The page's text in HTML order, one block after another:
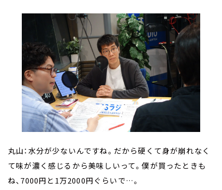
丸山：水分が少ないんですね。だから硬くて身が崩れなく
て味が濃く感じるから美味しいって。僕が買ったときも
ね、7000円と1万2000円ぐらいで…。